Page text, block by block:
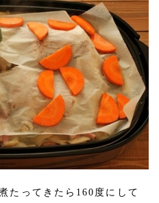
たってきたら160度にして